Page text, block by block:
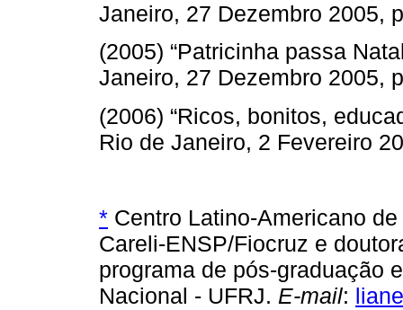
Janeiro, 27 Dezembro 2005,
(2005) “Patricinha passa
Janeiro, 27 Dezembro 2005,
(2006) “Ricos, bonitos,
Rio de Janeiro, 2 Fevereiro
* Centro Latino-Americano
Careli-ENSP/Fiocruz e
programa de pós-graduação
Nacional - UFRJ. E-mail: